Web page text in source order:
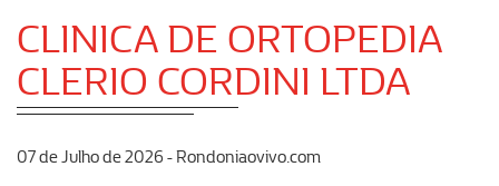
CLINICA DE ORTOPEDIA
CLERIO CORDINI LTDA
07 de Julho de 2026 - Rondoniaovivo.com